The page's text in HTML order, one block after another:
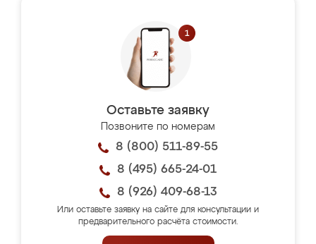
Оставьте заявку
Позвоните по номерам
8 (800) 511-89-55
8 (495) 665-24-01
8 (926) 409-68-13
Или оставьте заявку на сайте для консультации и
предварительного расчёта стоимости.